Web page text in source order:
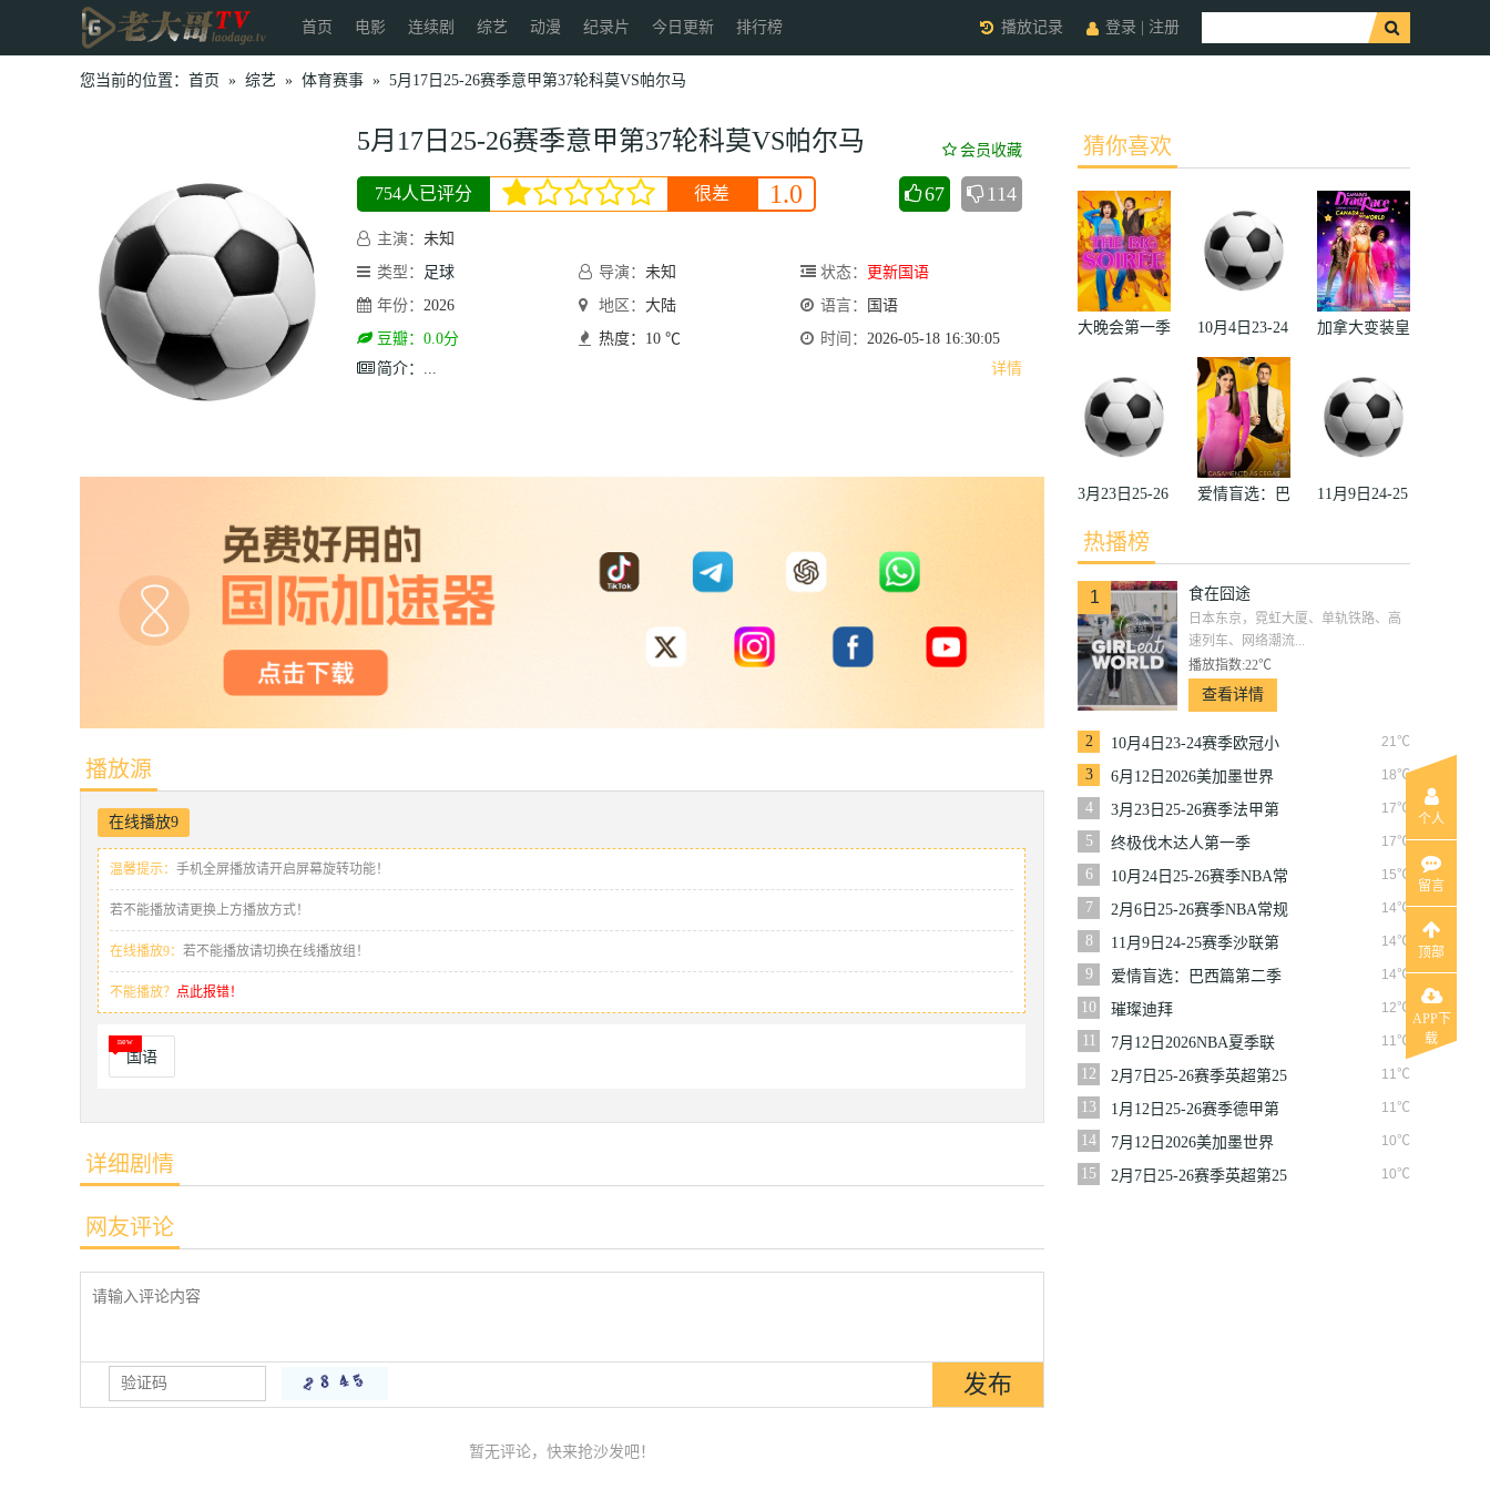
首页 电影 连续剧 综艺 动漫 纪录片 今日更新 排行榜 登录 注册
播放记录
您当前的位置： 首页 » 综艺 » 体育赛事 » 5月17日25-26赛季意甲第37轮科莫VS帕尔马
5月17日25-26赛季意甲第37轮科莫VS帕尔马 会员收藏
754人已评分 很差 1.0 67 114
主演： 未知
类型：
足球 导演： 未知 状态：
更新国语
年份： 2026 地区： 大陆 语言：
国语
豆瓣：0.0分
热度：10 ℃ 时间： 2026-05-18 16:30:05
简介：
详情
...
播放源
在线播放9
温馨提示： 手机全屏播放请开启屏幕旋转功能！
若不能播放请更换上方播放方式！
在线播放9： 若不能播放请切换在线播放组！
不能播放？ 点此报错！
国语
详细剧情
网友评论
暂无评论，快来抢沙发吧！
猜你喜欢
大晚会第一季
10月4日23-24
赛季欧冠小组
赛第2轮那不
勒斯VS皇家
马德里
加拿大变装皇
对阵世界
2022
3月23日25-26
赛季法甲第27
轮雷恩VS梅
斯
爱情盲选：巴
11月9日24-25
轮利雅得体育
利
热播榜
1 食在囧途
日本东京，霓虹大厦、单轨铁路、高
速列车、网络潮流...
播放指数:22℃
查看详情
2 21℃
10月4日23-24赛季欧冠小
组赛第2轮那不勒斯VS皇
家马德里
3 18℃
6月12日2026美加墨世界
杯小组赛韩国VS捷克
4 17℃
3月23日25-26赛季法甲第
27轮雷恩VS梅斯
5 17℃
终极伐木达人第一季
6
15℃
10月24日25-26赛季NBA常
规赛掘金VS勇士
7 14℃
2月6日25-26赛季NBA常规
赛篮网VS魔术
8 14℃
11月9日24-25赛季沙联第
10轮利雅得体育VS利雅得
胜利
9 14℃
爱情盲选：巴西篇第二季
10
12℃
璀璨迪拜
11
11℃
7月12日2026NBA夏季联
赛尼克斯VS马刺
12 11℃
2月7日25-26赛季英超第25
轮伯恩利VS西汉姆联
13 11℃
1月12日25-26赛季德甲第
16轮拜仁慕尼黑VS沃尔夫
斯堡
14 10℃
7月12日2026美加墨世界
杯四分之一决赛挪威VS英
格兰
15 10℃
2月7日25-26赛季英超第25
个人
留言
顶部
APP下
载